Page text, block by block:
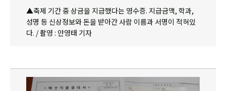
▲축제 기간 중 상금을 지급했다는 영수증. 지급금액, 학과,
성명 등 신상정보와 돈을 받아간 사람 이름과 서명이 적혀있
다. / 촬영 : 안영태 기자